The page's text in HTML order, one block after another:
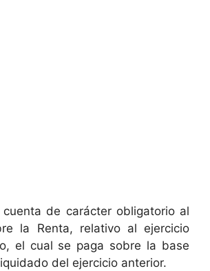
de carácter obligatorio al
la Renta, relativo al ejercicio
el cual se paga sobre la base
del ejercicio anterior.